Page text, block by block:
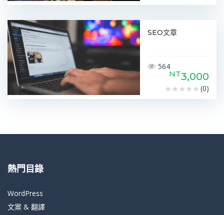
SEO文章
564
NT3,000
(0)
熱門目錄
WordPress
文案 & 翻譯